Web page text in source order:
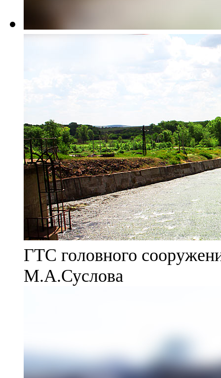
ГТС головного
М.А.Суслова